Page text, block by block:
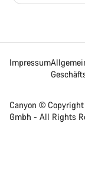
Impressum
Canyon ©
Gmbh - All Rights